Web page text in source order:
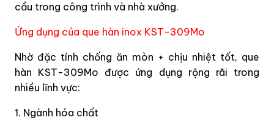
cầu trong công trình và nhà xưởng.
Ứng dụng của que hàn inox KST-309Mo
Nhờ đặc tính chống ăn mòn + chịu nhiệt tốt, que
hàn KST-309Mo được ứng dụng rộng rãi trong
nhiều lĩnh vực:
1. Ngành hóa chất